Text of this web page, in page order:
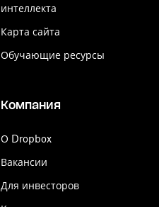
интеллекта
Карта сайта
Обучающие ресурсы
Компания
О Dropbox
Вакансии
Для инвесторов